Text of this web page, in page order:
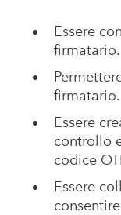
Essere
firmatario.
firmatario.
Essere
controllo
codice
Essere